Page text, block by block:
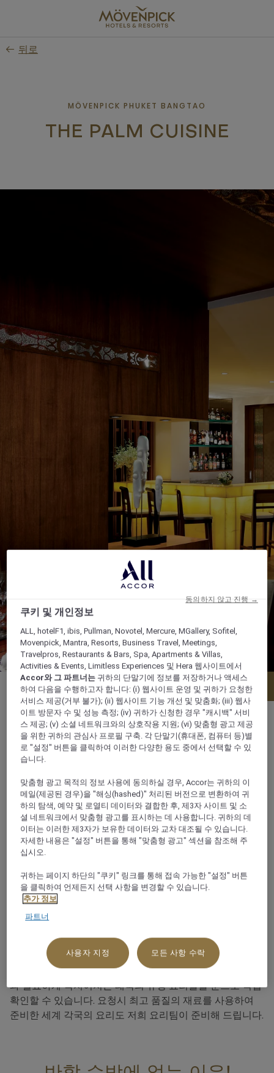
content
뒤로
MÖVENPICK PHUKET BANGTAO
THE PALM CUISINE
메뉴 테이블 예약
35 Moo 4 Cherngtalay Thalang, 83110,
+66 76 310400
레스토랑 소개
The Palm Cuisine은 태국의 환대와 매력을 자아내는 현대
고급스러운 태국 요리 메뉴를 제공합니다. 개인 취향에 맞게
조정할 수 있는 향신료와 기꺼이 추천을 해드리는 전문 담당
직원이 있습니다. 세계 각국의 방대한 음료 및 와인 셀렉션
과 절묘하게 짝지어지는 태국의 유명 요리들을 눈으로 직접
확인할 수 있습니다. 요청시 최고 품질의 재료를 사용하여
준비한 세계 각국의 요리도 저희 요리팀이 준비해 드립니다.
쿠키 및 개인정보
ALL, hotelF1, ibis, Pullman, Novotel, Mercure, MGallery, Sofitel,
Movenpick, Mantra, Resorts, Business Travel, Meetings,
Travelpros, Restaurants & Bars, Spa, Apartments & Villas,
Activities & Events, Limitless Experiences 및 Hera 웹사이트에서
Accor와 그 파트너는 귀하의 단말기에 정보를 저장하거나 액세스
하여 다음을 수행하고자 합니다: (i) 웹사이트 운영 및 귀하가 요청한
서비스 제공(거부 불가); (ii) 웹사이트 기능 개선 및 맞춤화; (iii) 웹사
이트 방문자 수 및 성능 측정; (iv) 귀하가 신청한 경우 "캐시백" 서비
스 제공; (v) 소셜 네트워크와의 상호작용 지원; (vi) 맞춤형 광고 제공
을 위한 귀하의 관심사 프로필 구축. 각 단말기(휴대폰, 컴퓨터 등)별
로 "설정" 버튼을 클릭하여 이러한 다양한 용도 중에서 선택할 수 있
습니다.
맞춤형 광고 목적의 정보 사용에 동의하실 경우, Accor는 귀하의 이
메일(제공된 경우)을 "해싱(hashed)" 처리된 버전으로 변환하여 귀
하의 탐색, 예약 및 로열티 데이터와 결합한 후, 제3자 사이트 및 소
셜 네트워크에서 맞춤형 광고를 표시하는 데 사용합니다. 귀하의 데
이터는 이러한 제3자가 보유한 데이터와 교차 대조될 수 있습니다.
자세한 내용은 "설정" 버튼을 통해 "맞춤형 광고" 섹션을 참조해 주
십시오.
귀하는 페이지 하단의 "쿠키" 링크를 통해 접속 가능한 "설정" 버튼
을 클릭하여 언제든지 선택 사항을 변경할 수 있습니다.
추가 정보
파트너
사용자 지정 모든 사항 수락
동의하지 않고 진행 →